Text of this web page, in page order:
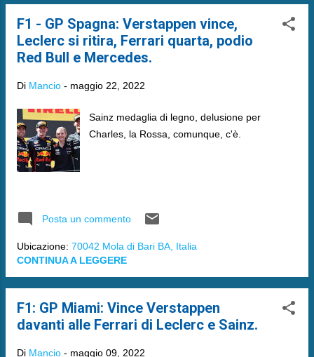
F1 - GP Spagna: Verstappen vince,
Leclerc si ritira, Ferrari quarta, podio
Red Bull e Mercedes.
Di Mancio - maggio 22, 2022
Sainz medaglia di legno, delusione per
Charles, la Rossa, comunque, c'è.
Posta un commento
Ubicazione: 70042 Mola di Bari BA, Italia
CONTINUA A LEGGERE
F1: GP Miami: Vince Verstappen
davanti alle Ferrari di Leclerc e Sainz.
Di Mancio - maggio 09, 2022